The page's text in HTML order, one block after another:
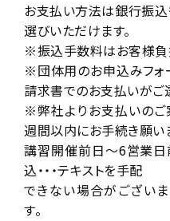
お支払い方法は銀行振込
選びいただけます。
※振込手数料はお客様負
※団体用のお申込みフォ
請求書でのお支払いがご
※弊社よりお支払いの
週間以内にお手続き願い
講習開催前日～6営業
込・・・テキストを手配
できない場合がござい
す。